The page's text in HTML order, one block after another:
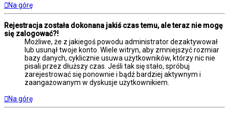
Na górę
Rejestracja została dokonana jakiś czas temu, ale teraz nie mogę
się zalogować?!
Możliwe, że z jakiegoś powodu administrator dezaktywował
lub usunął twoje konto. Wiele witryn, aby zmniejszyć rozmiar
bazy danych, cyklicznie usuwa użytkowników, którzy nic nie
pisali przez dłuższy czas. Jeśli tak się stało, spróbuj
zarejestrować się ponownie i bądź bardziej aktywnym i
zaangażowanym w dyskusje użytkownikiem.
Na górę